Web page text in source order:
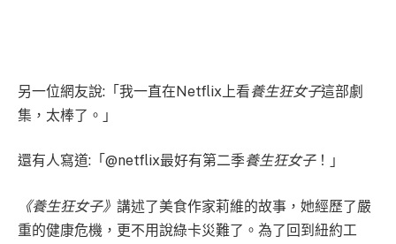
另一位網友說:「我一直在Netflix上看養生狂女子這部劇
集，太棒了。」
還有人寫道:「@netflix最好有第二季養生狂女子！」
《養生狂女子》 講述了美食作家莉維的故事，她經歷了嚴
重的健康危機，更不用說綠卡災難了。為了回到紐約工